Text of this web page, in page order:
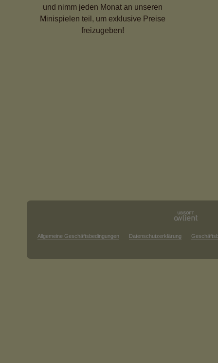
und nimm jeden Monat an unseren
Minispielen teil, um exklusive Preise
freizugeben!
Allgemeine Geschäftsbedingungen Datenschutzerklärung